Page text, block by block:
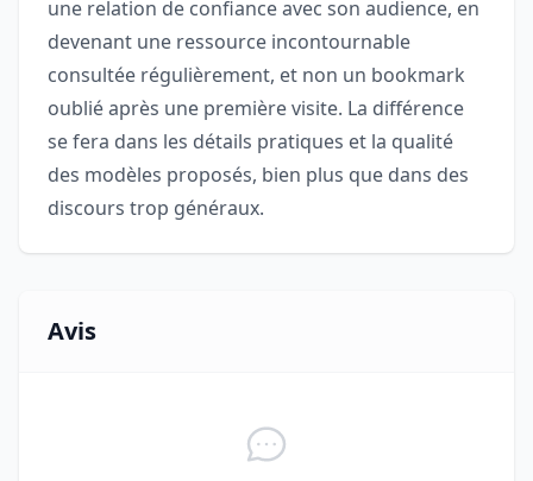
une relation de confiance avec son audience, en
devenant une ressource incontournable
consultée régulièrement, et non un bookmark
oublié après une première visite. La différence
se fera dans les détails pratiques et la qualité
des modèles proposés, bien plus que dans des
discours trop généraux.
Avis